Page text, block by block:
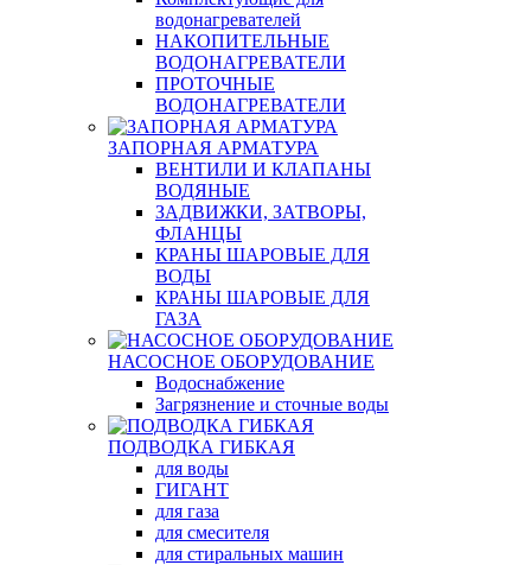
водонагревателей
НАКОПИТЕЛЬНЫЕ
ВОДОНАГРЕВАТЕЛИ
ПРОТОЧНЫЕ
ВОДОНАГРЕВАТЕЛИ
ЗАПОРНАЯ АРМАТУРА
ВЕНТИЛИ И КЛАПАНЫ
ВОДЯНЫЕ
ЗАДВИЖКИ, ЗАТВОРЫ,
ФЛАНЦЫ
КРАНЫ ШАРОВЫЕ ДЛЯ
ВОДЫ
КРАНЫ ШАРОВЫЕ ДЛЯ
ГАЗА
НАСОСНОЕ ОБОРУДОВАНИЕ
Водоснабжение
Загрязнение и сточные воды
ПОДВОДКА ГИБКАЯ
для воды
ГИГАНТ
для газа
для смесителя
для стиральных машин